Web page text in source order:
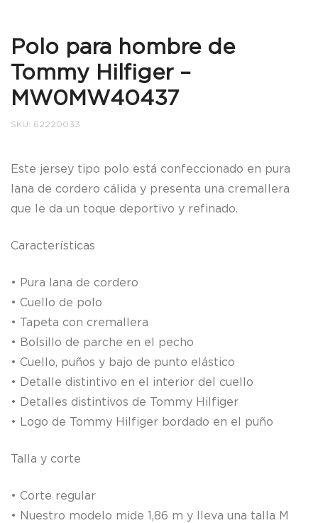
Polo para hombre de
Tommy Hilfiger –
MW0MW40437
SKU: 62220033
Este jersey tipo polo está confeccionado en pura
lana de cordero cálida y presenta una cremallera
que le da un toque deportivo y refinado.
Características
• Pura lana de cordero
• Cuello de polo
• Tapeta con cremallera
• Bolsillo de parche en el pecho
• Cuello, puños y bajo de punto elástico
• Detalle distintivo en el interior del cuello
• Detalles distintivos de Tommy Hilfiger
• Logo de Tommy Hilfiger bordado en el puño
Talla y corte
• Corte regular
• Nuestro modelo mide 1,86 m y lleva una talla M